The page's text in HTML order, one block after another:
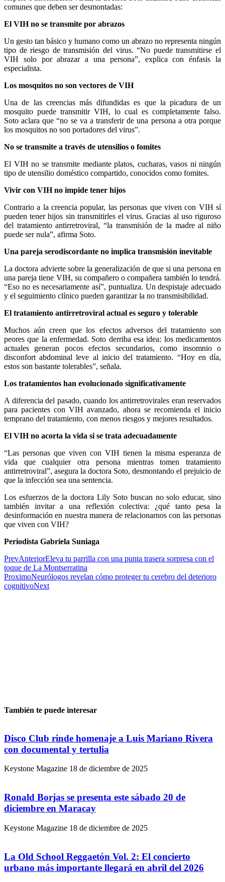
comunes que deben ser desmontadas:
El VIH no se transmite por abrazos
Un gesto tan básico y humano como un abrazo no representa ningún
tipo de riesgo de transmisión del virus. “No puede transmitirse el
VIH solo por abrazar a una persona”, explica con énfasis la
especialista.
Los mosquitos no son vectores de VIH
Una de las creencias más difundidas es que la picadura de un
mosquito puede transmitir VIH, lo cual es completamente falso.
Soto aclara que “no se va a transferir de una persona a otra porque
los mosquitos no son portadores del virus”.
No se transmite a través de utensilios o fomites
El VIH no se transmite mediante platos, cucharas, vasos ni ningún
tipo de utensilio doméstico compartido, conocidos como fomites.
Vivir con VIH no impide tener hijos
Contrario a la creencia popular, las personas que viven con VIH sí
pueden tener hijos sin transmitirles el virus. Gracias al uso riguroso
del tratamiento antirretroviral, “la transmisión de la madre al niño
puede ser nula”, afirma Soto.
Una pareja serodiscordante no implica transmisión inevitable
La doctora advierte sobre la generalización de que si una persona en
una pareja tiene VIH, su compañero o compañera también lo tendrá.
“Eso no es necesariamente así”, puntualiza. Un despistaje adecuado
y el seguimiento clínico pueden garantizar la no transmisibilidad.
El tratamiento antirretroviral actual es seguro y tolerable
Muchos aún creen que los efectos adversos del tratamiento son
peores que la enfermedad. Soto derriba esa idea: los medicamentos
actuales generan pocos efectos secundarios, como insomnio o
disconfort abdominal leve al inicio del tratamiento. “Hoy en día,
estos son bastante tolerables”, señala.
Los tratamientos han evolucionado significativamente
A diferencia del pasado, cuando los antirretrovirales eran reservados
para pacientes con VIH avanzado, ahora se recomienda el inicio
temprano del tratamiento, con menos riesgos y mejores resultados.
El VIH no acorta la vida si se trata adecuadamente
“Las personas que viven con VIH tienen la misma esperanza de
vida que cualquier otra persona mientras tomen tratamiento
antirretroviral”, asegura la doctora Soto, desmontando el prejuicio de
que la infección sea una sentencia.
Los esfuerzos de la doctora Lily Soto buscan no solo educar, sino
también invitar a una reflexión colectiva: ¿qué tanto pesa la
desinformación en nuestra manera de relacionarnos con las personas
que viven con VIH?
Periodista Gabriela Suniaga
PrevAnteriorEleva tu parrilla con una punta trasera sorpresa con el
toque de La Montserratina
ProximoNeurólogos revelan cómo proteger tu cerebro del deterioro
cognitivoNext
También te puede interesar
Disco Club rinde homenaje a Luis Mariano Rivera
con documental y tertulia
Keystone Magazine 18 de diciembre de 2025
Ronald Borjas se presenta este sábado 20 de
diciembre en Maracay
Keystone Magazine 18 de diciembre de 2025
La Old School Reggaetón Vol. 2: El concierto
urbano más importante llegará en abril del 2026